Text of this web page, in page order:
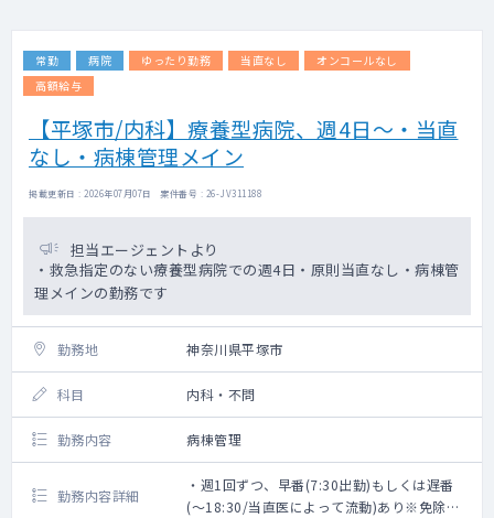
常勤 病院 ゆったり勤務 当直なし
オンコールなし
高額給与
【平塚市/内科】療養型病院、週4日～・当直
なし・病棟管理メイン
掲載更新日 : 2026年07月07日 案件番号 : 26-JV311188
担当エージェントより
・救急指定のない療養型病院での週4日・原則当直なし・病棟管
理メインの勤務です
勤務地 神奈川県平塚市
科目 内科・不問
勤務内容 病棟管理
勤務内容詳細
・週1回ずつ、早番(7:30出勤)もしくは遅番
(～18:30/当直医によって流動)あり※免除も